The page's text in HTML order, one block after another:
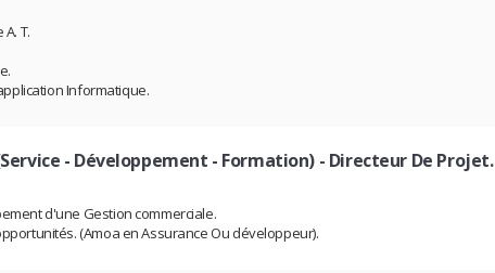
T.
Informatique.
- Développement - Formation) - Directeur De Projet.
d'une Gestion commerciale.
(Amoa en Assurance Ou développeur).